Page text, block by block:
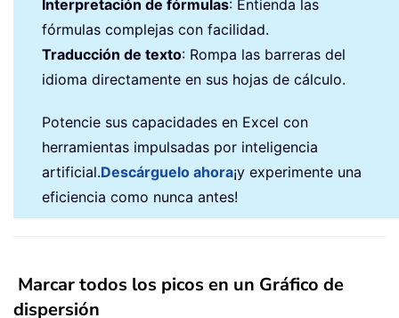
Interpretación de fórmulas: Entienda las
fórmulas complejas con facilidad.
Traducción de texto: Rompa las barreras del
idioma directamente en sus hojas de cálculo.
Potencie sus capacidades en Excel con
herramientas impulsadas por inteligencia
artificial.Descárguelo ahora¡y experimente una
eficiencia como nunca antes!
Marcar todos los picos en un Gráfico de
dispersión